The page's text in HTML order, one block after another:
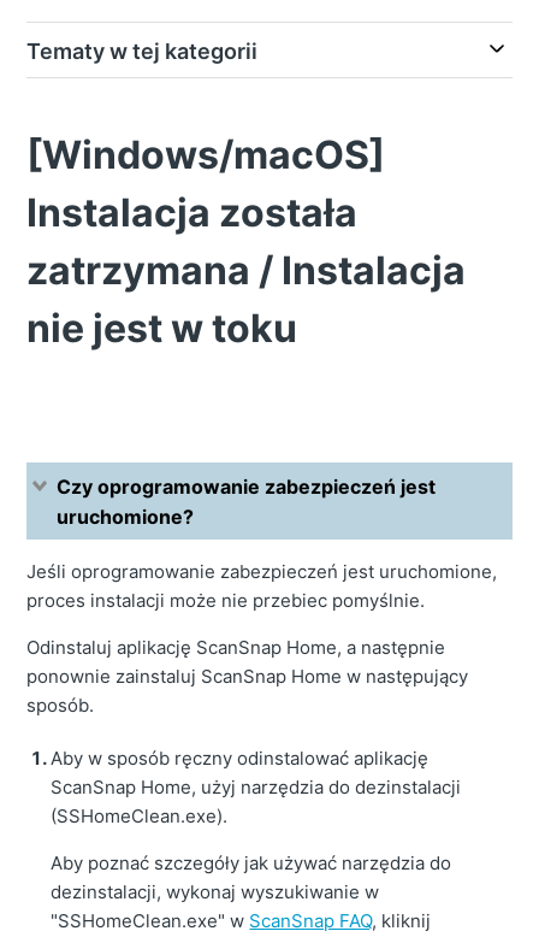
Tematy w tej kategorii
[Windows/macOS]
Instalacja została
zatrzymana / Instalacja
nie jest w toku
Czy oprogramowanie zabezpieczeń jest
uruchomione?
Jeśli oprogramowanie zabezpieczeń jest uruchomione,
proces instalacji może nie przebiec pomyślnie.
Odinstaluj aplikację ScanSnap Home, a następnie
ponownie zainstaluj ScanSnap Home w następujący
sposób.
Aby w sposób ręczny odinstalować aplikację
ScanSnap Home, użyj narzędzia do dezinstalacji
(SSHomeClean.exe).
Aby poznać szczegóły jak używać narzędzia do
dezinstalacji, wykonaj wyszukiwanie w
"SSHomeClean.exe" w ScanSnap FAQ, kliknij